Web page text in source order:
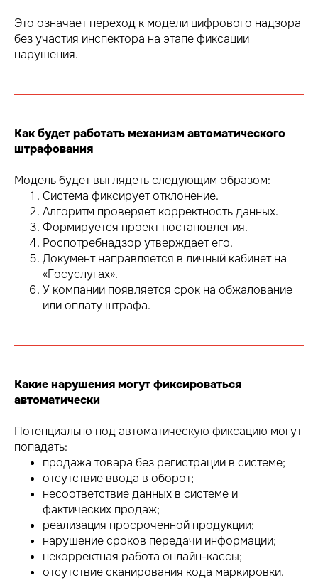
Это означает переход к модели цифрового надзора
без участия инспектора на этапе фиксации
нарушения.
Как будет работать механизм автоматического
штрафования
Модель будет выглядеть следующим образом:
Система фиксирует отклонение.
Алгоритм проверяет корректность данных.
Формируется проект постановления.
Роспотребнадзор утверждает его.
Документ направляется в личный кабинет на
«Госуслугах».
У компании появляется срок на обжалование
или оплату штрафа.
Какие нарушения могут фиксироваться
автоматически
Потенциально под автоматическую фиксацию могут
попадать:
продажа товара без регистрации в системе;
отсутствие ввода в оборот;
несоответствие данных в системе и
фактических продаж;
реализация просроченной продукции;
нарушение сроков передачи информации;
некорректная работа онлайн-кассы;
отсутствие сканирования кода маркировки.